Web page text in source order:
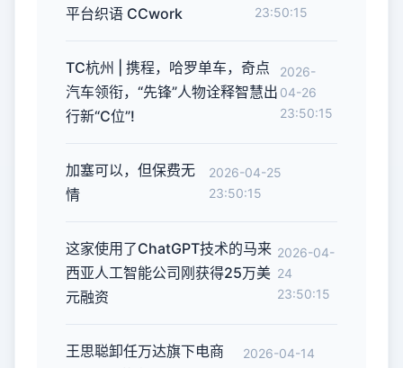
平台织语 CCwork
23:50:15
TC杭州 | 携程，哈罗单车，奇点
汽车领衔，“先锋”人物诠释智慧出
行新“C位”!
2026-
04-26
23:50:15
加塞可以，但保费无
情
2026-04-25
23:50:15
这家使用了ChatGPT技术的马来
西亚人工智能公司刚获得25万美
元融资
2026-04-
24
23:50:15
王思聪卸任万达旗下电商
2026-04-14